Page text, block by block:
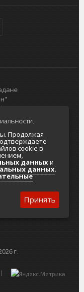
портал
обработки
персональных
г.
Продолжая
cookie в
данныхи
данных.
Принять